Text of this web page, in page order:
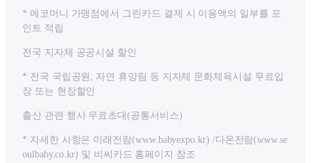
* 에코머니 가맹점에서 그린카드 결제 시 이용액의 일부를 포
인트 적립
전국 지자체 공공시설 할인
* 전국 국립공원, 자연 휴양림 등 지자체 문화체육시설 무료입
장 또는 현장할인
출산 관련 행사 무료초대(공통서비스)
* 자세한 사항은 미래전람(www.babyexpo.kr) /다온전람(www.se
oulbaby.co.kr) 및 비씨카드 홈페이지 참조